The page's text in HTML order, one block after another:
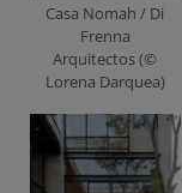
Casa Nomah / Di
Frenna
Arquitectos (©
Lorena Darquea)